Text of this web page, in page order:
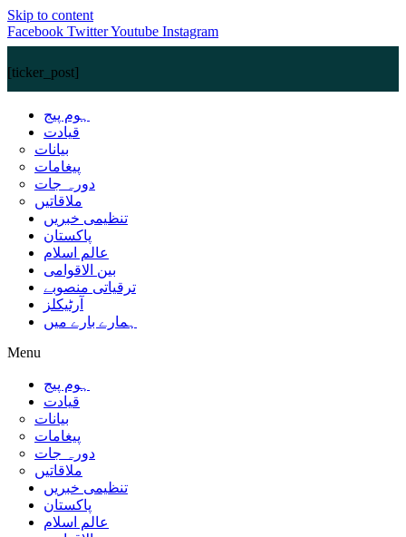
Skip to content
Facebook TwitterYoutube Instagram
[ticker_post]
ہوم پیج
قیادت
بیانات
پیغامات
دورہ جات
ملاقاتیں
تنظیمی خبریں
پاکستان
عالم اسلام
بین الاقوامی
ترقیاتی منصوبے
آرٹیکلز
ہمارے بارے میں
Menu
ہوم پیج
قیادت
بیانات
پیغامات
دورہ جات
ملاقاتیں
تنظیمی خبریں
پاکستان
عالم اسلام